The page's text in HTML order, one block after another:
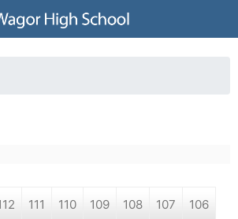
Jump to navigation
111 110 109 108 107 106